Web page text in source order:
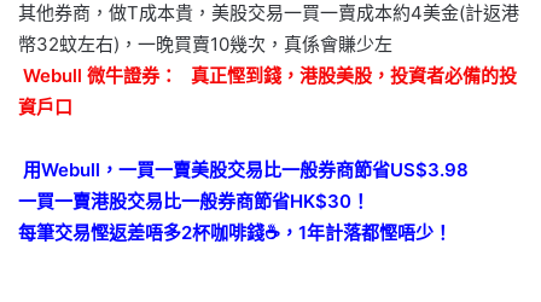
其他券商，做T成本貴，美股交易一買一賣成本約4美金(計返港
幣32蚊左右)，一晚買賣10幾次，真係會賺少左
Webull 微牛證券：
真正慳到錢，港股美股，投資者必備的投
資戶口
用Webull，一買一賣美股交易比一般券商節省US$3.98
一買一賣港股交易比一般券商節省HK$30！
每筆交易慳返差唔多2杯咖啡錢☕️，1年計落都慳唔少！